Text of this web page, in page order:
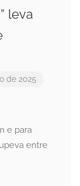
leva
de 2025
e para
entre